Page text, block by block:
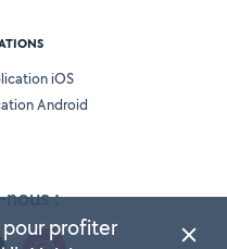
:
iOS
Android
profiter